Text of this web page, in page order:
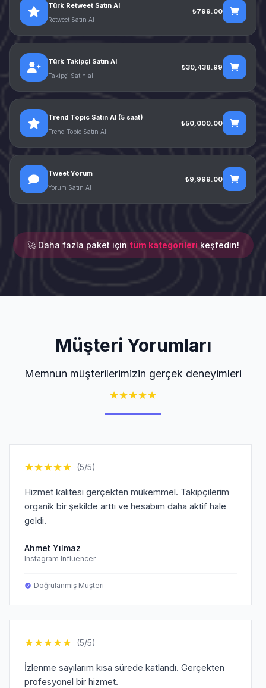
Türk Retweet Satın Al
Retweet Satın Al
₺799.00
Türk Takipçi Satın Al
Takipçi Satın al
₺30,438.99
Trend Topic Satın Al (5 saat)
Trend Topic Satın Al
₺50,000.00
Tweet Yorum
Yorum Satın Al
₺9,999.00
🚀 Daha fazla paket için tüm kategorilerikeşfedin!
Müşteri Yorumları
Memnun müşterilerimizin gerçek deneyimleri
★★★★★
★★★★★ (5/5)
Hizmet kalitesi gerçekten mükemmel. Takipçilerim
organik bir şekilde arttı ve hesabım daha aktif hale
geldi.
Ahmet Yılmaz
Instagram Influencer
Doğrulanmış Müşteri
★★★★★ (5/5)
İzlenme sayılarım kısa sürede katlandı. Gerçekten
profesyonel bir hizmet.